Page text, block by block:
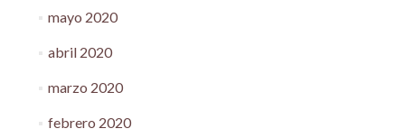
mayo 2020
abril 2020
marzo 2020
febrero 2020